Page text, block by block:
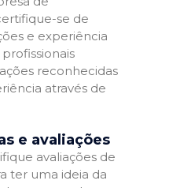
se de
e experiência
reconhecidas
através de
e avaliações
avaliações de
ter uma ideia da